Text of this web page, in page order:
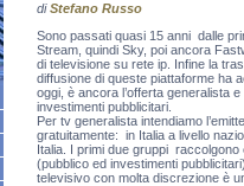
diStefano Russo
Sono passati quasi 15 anni dalle
Stream, quindi Sky, poi ancora
di televisione su rete ip. Infine la
diffusione di queste piattaforme ha
oggi, è ancora l’offerta generalista
investimenti pubblicitari.
Per tv generalista intendiamo
gratuitamente: in Italia a livello
Italia. I primi due gruppi
(pubblico ed investimenti
televisivo con molta discrezione è